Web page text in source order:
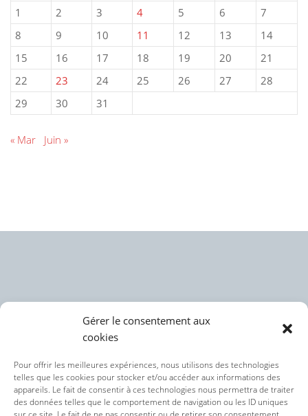
Gérer le consentement aux
cookies
Pour offrir les meilleures expériences, nous utilisons des technologies
telles que les cookies pour stocker et/ou accéder aux informations des
appareils. Le fait de consentir à ces technologies nous permettra de traiter
des données telles que le comportement de navigation ou les ID uniques
1
2 3 4 5 6
7
8
9 10 11 12 13
14
15
16 17 18 19 20
21
22
23 24 25 26 27
28
29
30 31
« Mar Juin »
Politique des cookies (UE)
Politique de confidentialité